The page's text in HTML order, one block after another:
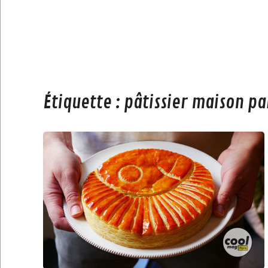
Étiquette : pâtissier maison